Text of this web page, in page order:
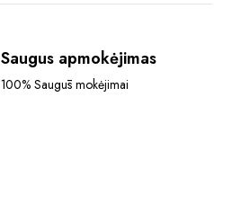
Saugus apmokėjimas
100% Saugūs mokėjimai